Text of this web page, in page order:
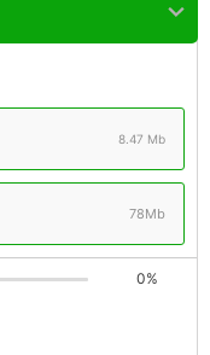
8.47 Mb
78Mb
0%